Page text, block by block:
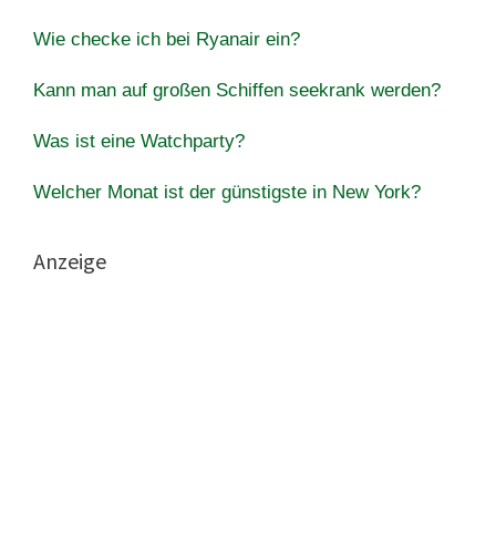
Wie checke ich bei Ryanair ein?
Kann man auf großen Schiffen seekrank werden?
Was ist eine Watchparty?
Welcher Monat ist der günstigste in New York?
Anzeige